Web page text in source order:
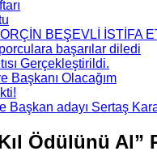
BEŞEVLİ İSTİFA
başarılar diledi
Gerçekleştirildi.
Başkanı Olacağım
Başkan adayı Sertaş
Ödülünü Al”